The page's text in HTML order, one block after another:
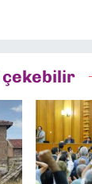
çekebilir